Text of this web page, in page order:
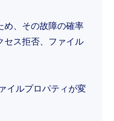
め、その故障の確率
セス拒否、ファイル
イルプロパティが変